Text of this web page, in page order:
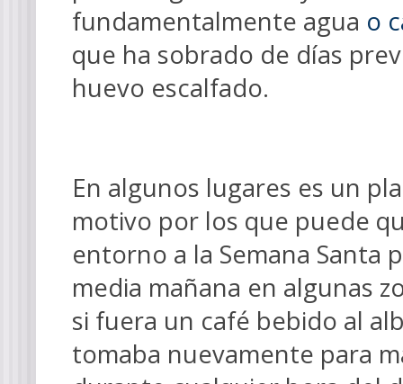
fundamentalmente agua o
que ha sobrado de días
huevo escalfado.
En algunos lugares es un
motivo por los que puede
entorno a la Semana Santa
media mañana en algunas
si fuera un café bebido al
tomaba nuevamente para